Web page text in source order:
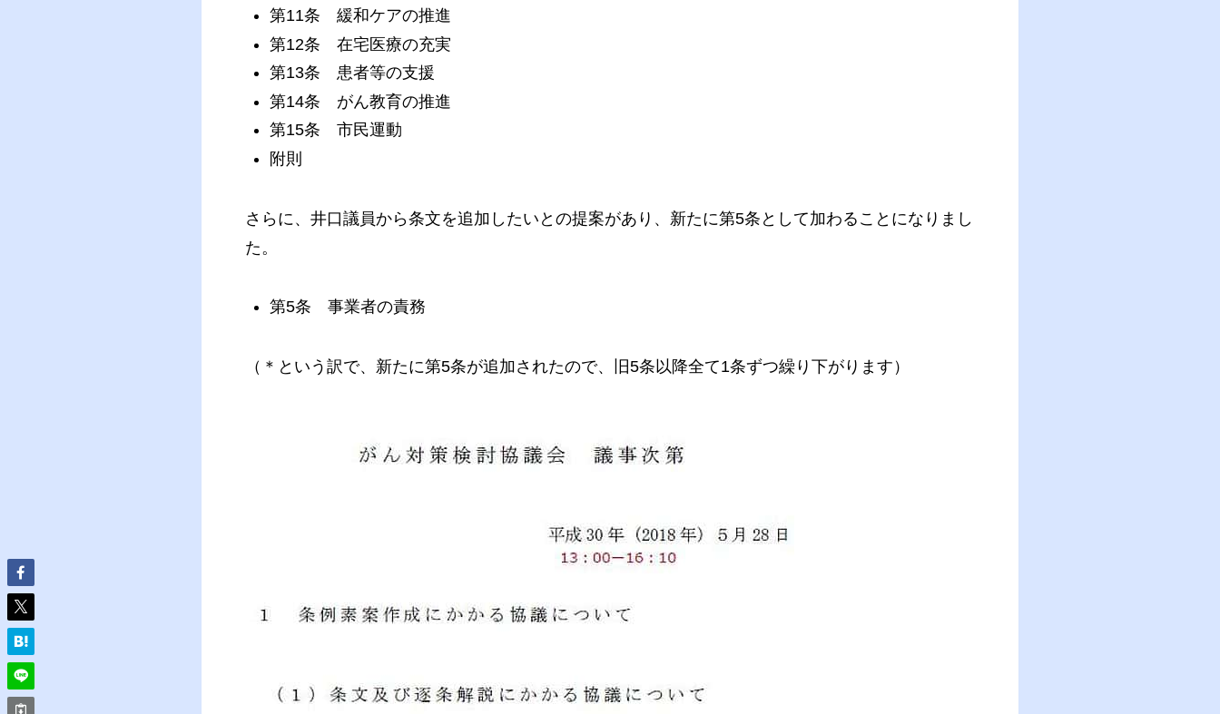
第11条 緩和ケアの推進
第12条 在宅医療の充実
第13条 患者等の支援
第14条 がん教育の推進
第15条 市民運動
附則
さらに、井口議員から条文を追加したいとの提案があり、新たに第5条として加わることになりまし
た。
第5条 事業者の責務
（＊という訳で、新たに第5条が追加されたので、旧5条以降全て1条ずつ繰り下がります）